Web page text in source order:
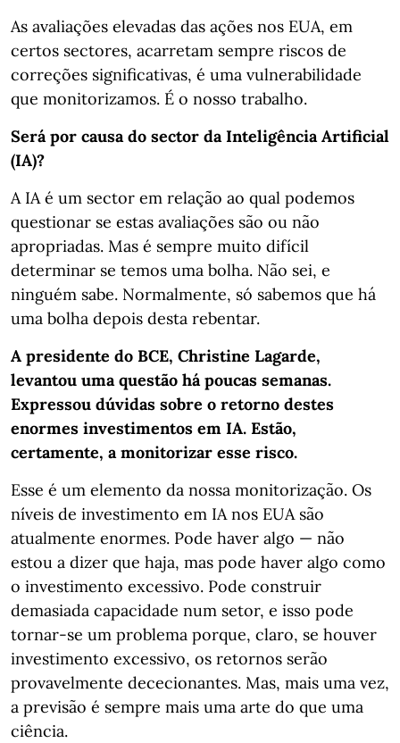
As avaliações elevadas das ações nos EUA, em
certos sectores, acarretam sempre riscos de
correções significativas, é uma vulnerabilidade
que monitorizamos. É o nosso trabalho.
Será por causa do sector da Inteligência Artificial
(IA)?
A IA é um sector em relação ao qual podemos
questionar se estas avaliações são ou não
apropriadas. Mas é sempre muito difícil
determinar se temos uma bolha. Não sei, e
ninguém sabe. Normalmente, só sabemos que há
uma bolha depois desta rebentar.
A presidente do BCE, Christine Lagarde,
levantou uma questão há poucas semanas.
Expressou dúvidas sobre o retorno destes
enormes investimentos em IA. Estão,
certamente, a monitorizar esse risco.
Esse é um elemento da nossa monitorização. Os
níveis de investimento em IA nos EUA são
atualmente enormes. Pode haver algo — não
estou a dizer que haja, mas pode haver algo como
o investimento excessivo. Pode construir
demasiada capacidade num setor, e isso pode
tornar-se um problema porque, claro, se houver
investimento excessivo, os retornos serão
provavelmente dececionantes. Mas, mais uma vez,
a previsão é sempre mais uma arte do que uma
ciência.